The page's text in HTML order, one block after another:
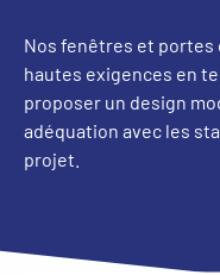
Nos fenêtres et
hautes exigences en
proposer un design
adéquation avec les
projet.